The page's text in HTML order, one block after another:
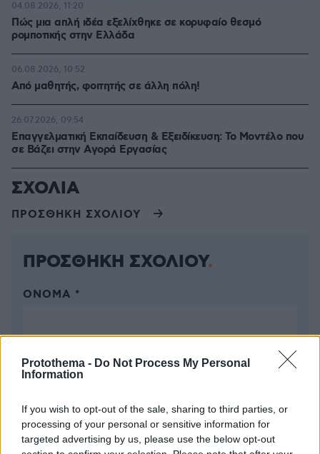
Protothema - Do Not Process My Personal
Information
If you wish to opt-out of the sale, sharing to third parties, or
processing of your personal or sensitive information for
targeted advertising by us, please use the below opt-out
Πώς μια απλή ιδέα εξελίχθηκε σε κορυφαίο θεσμό
ρομποτικής στην Ελλάδα
04.08.2026, 11:20
Από μαθητής, φοιτητής σε άλλη πόλη!
06.08.2026, 10:52
Επαγγελματική Εκπαίδευση & Εξειδίκευση: Το Mοντέλο που
σε Bάζει στην Aγορά Eργασίας
26.07.2026, 09:54
ΣΧΟΛΙΑ
ΠΡΟΣΘΗΚΗ ΣΧΟΛΙΟΥ
ΠΡΟΣΘΗΚΗ ΣΧΟΛΙΟΥ
ΌΝΟΜΑ *
EMAIL